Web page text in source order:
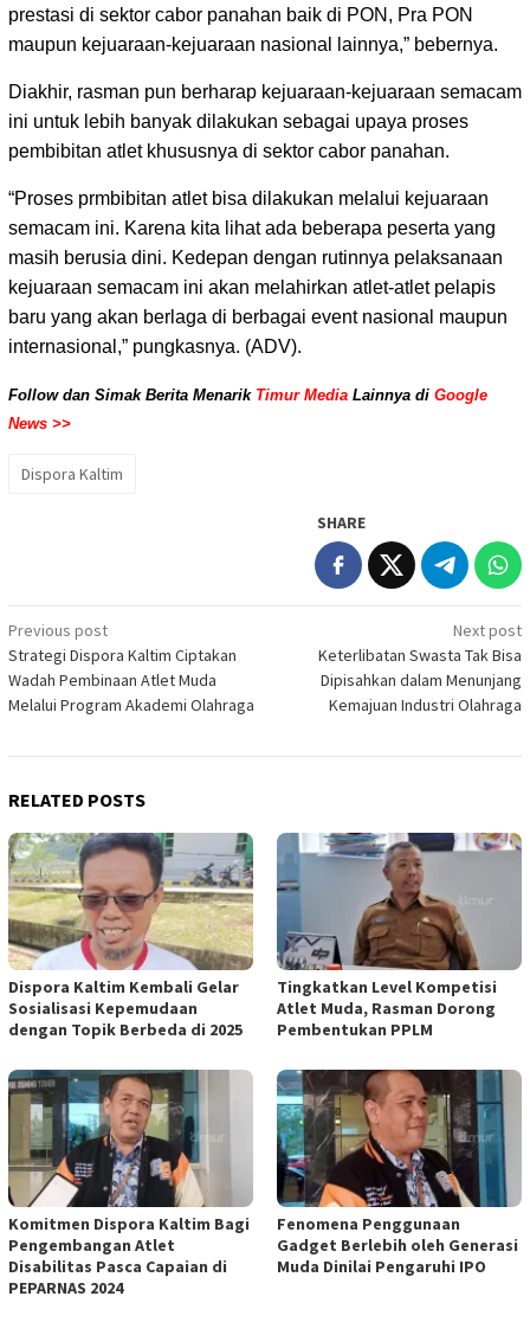
prestasi di sektor cabor panahan baik di PON, Pra PON
maupun kejuaraan-kejuaraan nasional lainnya,” bebernya.
Diakhir, rasman pun berharap kejuaraan-kejuaraan semacam
ini untuk lebih banyak dilakukan sebagai upaya proses
pembibitan atlet khususnya di sektor cabor panahan.
“Proses prmbibitan atlet bisa dilakukan melalui kejuaraan
semacam ini. Karena kita lihat ada beberapa peserta yang
masih berusia dini. Kedepan dengan rutinnya pelaksanaan
kejuaraan semacam ini akan melahirkan atlet-atlet pelapis
baru yang akan berlaga di berbagai event nasional maupun
internasional,” pungkasnya. (ADV).
Follow dan Simak Berita Menarik Timur Media Lainnya di Google
News >>
Dispora Kaltim
SHARE
Post
navigation
Previous post
Strategi Dispora Kaltim Ciptakan
Wadah Pembinaan Atlet Muda
Melalui Program Akademi Olahraga
Next post
Keterlibatan Swasta Tak Bisa
Dipisahkan dalam Menunjang
Kemajuan Industri Olahraga
RELATED POSTS
Dispora Kaltim Kembali Gelar
Sosialisasi Kepemudaan
dengan Topik Berbeda di 2025
Tingkatkan Level Kompetisi
Atlet Muda, Rasman Dorong
Pembentukan PPLM
Komitmen Dispora Kaltim Bagi
Pengembangan Atlet
Disabilitas Pasca Capaian di
PEPARNAS 2024
Fenomena Penggunaan
Gadget Berlebih oleh Generasi
Muda Dinilai Pengaruhi IPO